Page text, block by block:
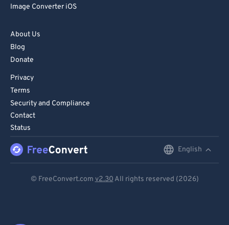
Image Converter iOS
About Us
Blog
Donate
Privacy
Terms
Security and Compliance
Contact
Status
English
© FreeConvert.com v2.30 All rights reserved (2026)